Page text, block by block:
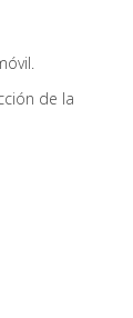
de la